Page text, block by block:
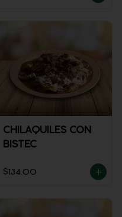
CHILAQUILES CON
BISTEC
$134.00